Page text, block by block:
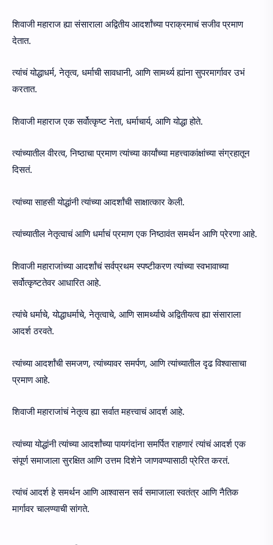
शिवाजी महाराज ह्या संसाराला अद्वितीय आदर्शांच्या पराक्रमाचं सजीव प्रमाण
देतात.
त्यांचं योद्धाधर्म, नेतृत्व, धर्माची सावधानी, आणि सामर्थ्य ह्यांना सुपरमार्गावर उभं
करतात.
शिवाजी महाराज एक सर्वोत्कृष्ट नेता, धर्माचार्य, आणि योद्धा होते.
त्यांच्यातील वीरत्व, निष्ठाचा प्रमाण त्यांच्या कार्यांच्या महत्त्वाकांक्षांच्या संग्रहातून
दिसतं.
त्यांच्या साहसी योद्धांनी त्यांच्या आदर्शांची साक्षात्कार केली.
त्यांच्यातील नेतृत्वाचं आणि धर्माचं प्रमाण एक निष्ठावंत समर्थन आणि प्रेरणा आहे.
शिवाजी महाराजांच्या आदर्शांचं सर्वप्रथम स्पष्टीकरण त्यांच्या स्वभावाच्या
सर्वोत्कृष्टतेवर आधारित आहे.
त्यांचे धर्माचे, योद्धाधर्माचे, नेतृत्वाचे, आणि सामर्थ्याचे अद्वितीयत्व ह्या संसाराला
आदर्श ठरवते.
त्यांच्या आदर्शांची समजण, त्यांच्यावर समर्पण, आणि त्यांच्यातील दृढ विश्वासाचा
प्रमाण आहे.
शिवाजी महाराजांचं नेतृत्व ह्या सर्वात महत्त्वाचं आदर्श आहे.
त्यांच्या योद्धांनी त्यांच्या आदर्शांच्या पायगंदांना समर्पित राहणारं त्यांचं आदर्श एक
संपूर्ण समाजाला सुरक्षित आणि उत्तम दिशेने जाणवण्यासाठी प्रेरित करतं.
त्यांचं आदर्श हे समर्थन आणि आश्वासन सर्व समाजाला स्वतंत्र आणि नैतिक
मार्गावर चालण्याची सांगते.